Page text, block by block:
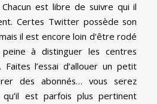
Chacun est libre de suivre qui il
Certes Twitter possède son
il est encore loin d’être rodé
à distinguer les centres
l’essai d’allouer un petit
des abonnés… vous serez
est parfois plus pertinent